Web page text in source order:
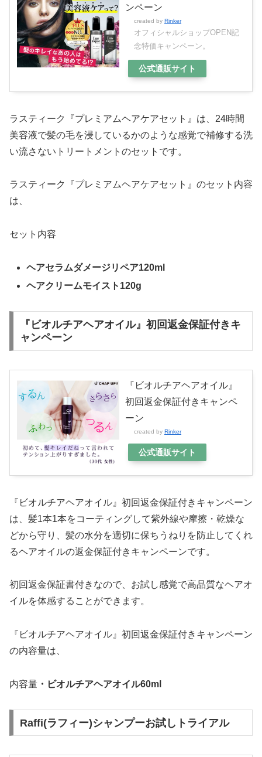
ンペーン
created by Rinker
オフィシャルショップOPEN記
念特価キャンペーン。
公式通販サイト
ラスティーク『プレミアムヘアケアセット』は、24時間
美容液で髪の毛を浸しているかのような感覚で補修する洗
い流さないトリートメントのセットです。
ラスティーク『プレミアムヘアケアセット』のセット内容
は、
セット内容
ヘアセラムダメージリペア120ml
ヘアクリームモイスト120g
『ビオルチアヘアオイル』初回返金保証付きキ
ャンペーン
『ビオルチアヘアオイル』
初回返金保証付きキャンペ
ーン
created by Rinker
公式通販サイト
『ビオルチアヘアオイル』初回返金保証付きキャンペーン
は、髪1本1本をコーティングして紫外線や摩擦・乾燥な
どから守り、髪の水分を適切に保ちうねりを防止してくれ
るヘアオイルの返金保証付きキャンペーンです。
初回返金保証書付きなので、お試し感覚で高品質なヘアオ
イルを体感することができます。
『ビオルチアヘアオイル』初回返金保証付きキャンペーン
の内容量は、
内容量 ・ビオルチアヘアオイル60ml
Raffi(ラフィー)シャンプーお試しトライアル